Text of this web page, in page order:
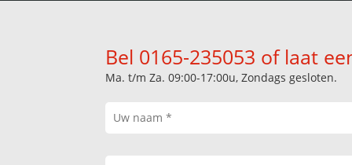
Bel 0165-235053 of laat
Ma. t/m Za. 09:00-17:00u, Zondags gesloten.